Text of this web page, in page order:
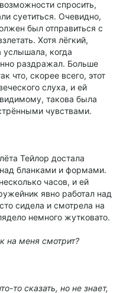
спросить,
суетиться. Очевидно,
был отправиться с
Хотя лёгкий,
услышала, когда
раздражал. Больше
что, скорее всего, этот
слуха, и ей
такова была
чувствами.
Тейлор достала
бланками и формами.
часов, и ей
явно работал над
сидела и смотрела на
немного жутковато.
на меня смотрит?
то сказать, но не знает,